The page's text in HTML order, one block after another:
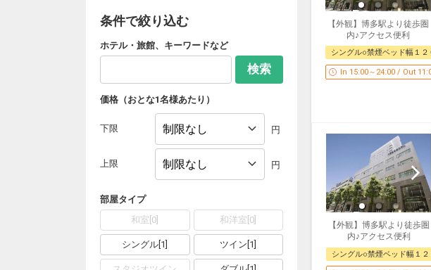
条件で絞り込む
ホテル・旅館、キーワードなど
検索
価格（おとな1名様あたり）
下限 円
上限 円
部屋タイプ
和室 0 和洋室 0
シングル 1 ツイン 1
【外観】博多駅より徒歩圏
内♪アクセス便利
シングル○禁煙ベッド幅１２
In 15:00～24:00 / Out
【外観】博多駅より徒歩圏
内♪アクセス便利
シングル○禁煙ベッド幅１２